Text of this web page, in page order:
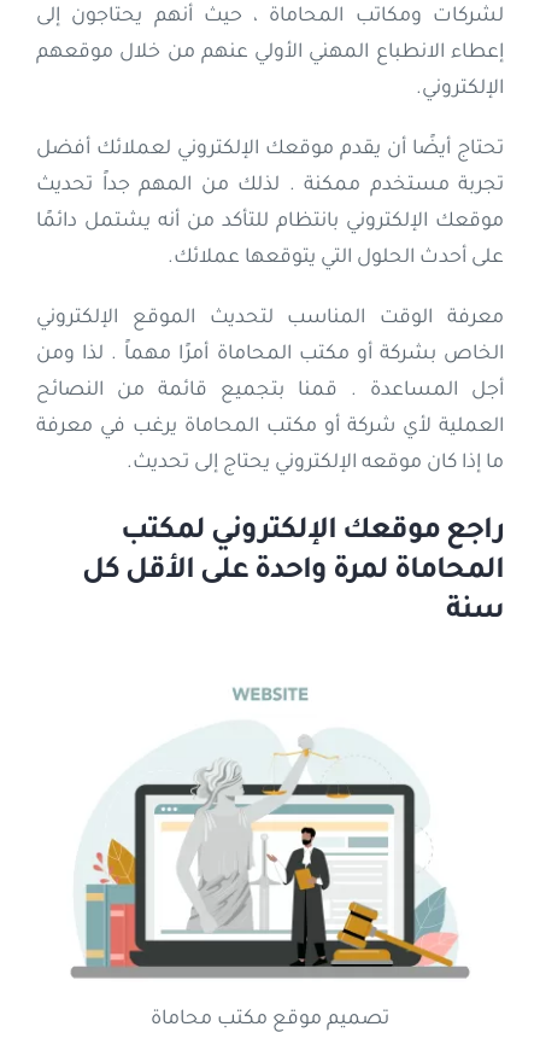
إتصل بنا
العربية
لشركات ومكاتب المحاماة ، حيث أنهم يحتاجون إلى
إعطاء الانطباع المهني الأولي عنهم من خلال موقعهم
الإلكتروني.
تحتاج أيضًا أن يقدم موقعك الإلكتروني لعملائك أفضل
تجربة مستخدم ممكنة . لذلك من المهم جداً تحديث
موقعك الإلكتروني بانتظام للتأكد من أنه يشتمل دائمًا
على أحدث الحلول التي يتوقعها عملائك.
معرفة الوقت المناسب لتحديث الموقع الإلكتروني
الخاص بشركة أو مكتب المحاماة أمرًا مهماً . لذا ومن
أجل المساعدة . قمنا بتجميع قائمة من النصائح
العملية لأي شركة أو مكتب المحاماة يرغب في معرفة
ما إذا كان موقعه الإلكتروني يحتاج إلى تحديث.
راجع موقعك الإلكتروني لمكتب
المحاماة لمرة واحدة على الأقل كل
سنة
تصميم موقع مكتب محاماة